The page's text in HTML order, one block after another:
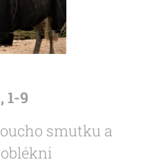
1-9
smutku a